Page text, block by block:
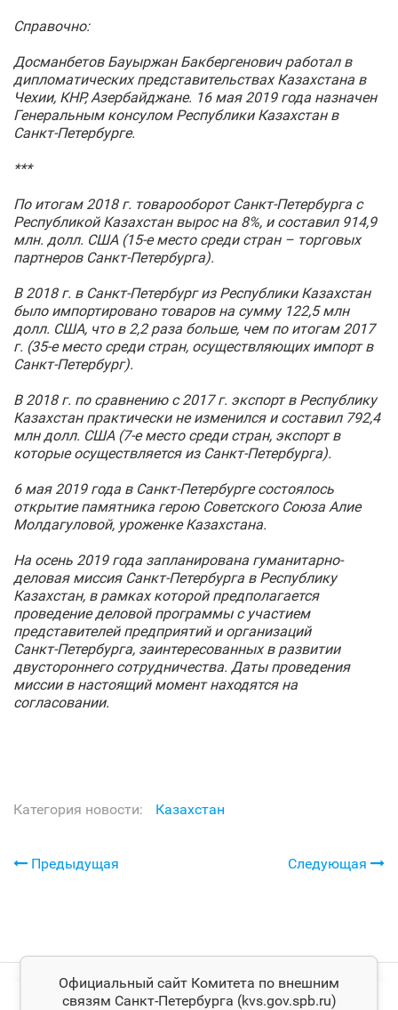
Справочно:
Досманбетов Бауыржан Бакбергенович работал в
дипломатических представительствах Казахстана в
Чехии, КНР, Азербайджане. 16 мая 2019 года назначен
Генеральным консулом Республики Казахстан в
Санкт‑Петербурге.
***
По итогам 2018 г. товарооборот Санкт‑Петербурга с
Республикой Казахстан вырос на 8%, и составил 914,9
млн. долл. США (15-е место среди стран – торговых
партнеров Санкт‑Петербурга).
В 2018 г. в Санкт‑Петербург из Республики Казахстан
было импортировано товаров на сумму 122,5 млн
долл. США, что в 2,2 раза больше, чем по итогам 2017
г. (35-е место среди стран, осуществляющих импорт в
Санкт‑Петербург).
В 2018 г. по сравнению с 2017 г. экспорт в Республику
Казахстан практически не изменился и составил 792,4
млн долл. США (7-е место среди стран, экспорт в
которые осуществляется из Санкт‑Петербурга).
6 мая 2019 года в Санкт‑Петербурге состоялось
открытие памятника герою Советского Союза Алие
Молдагуловой, уроженке Казахстана.
На осень 2019 года запланирована гуманитарно-
деловая миссия Санкт‑Петербурга в Республику
Казахстан, в рамках которой предполагается
проведение деловой программы с участием
представителей предприятий и организаций
Санкт‑Петербурга, заинтересованных в развитии
двустороннего сотрудничества. Даты проведения
миссии в настоящий момент находятся на
согласовании.
Категория новости: Казахстан
Предыдущая Следующая
Официальный сайт Комитета по внешним
связям Санкт‑Петербурга (kvs.gov.spb.ru)